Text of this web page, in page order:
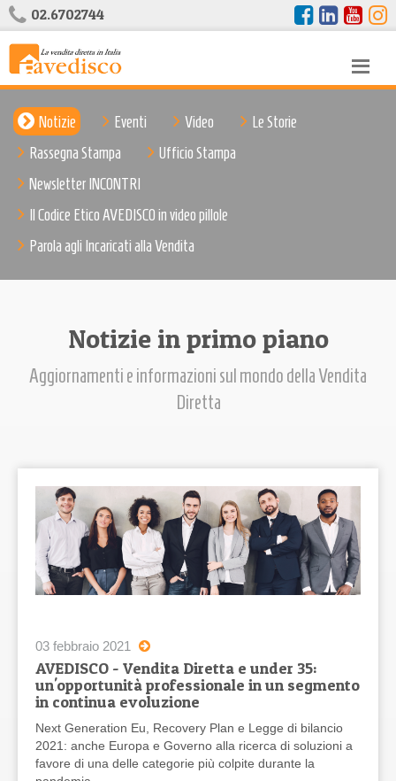
02.6702744
Notizie Eventi Video
Le Storie
Rassegna Stampa
Ufficio Stampa
Newsletter INCONTRI
Il Codice Etico AVEDISCO in video pillole
Parola agli Incaricati alla Vendita
Notizie in primo piano
Aggiornamenti e informazioni sul mondo della Vendita
Diretta
03 febbraio 2021
AVEDISCO - Vendita Diretta e under 35:
un'opportunità professionale in un segmento
in continua evoluzione
Next Generation Eu, Recovery Plan e Legge di bilancio
2021: anche Europa e Governo alla ricerca di soluzioni a
favore di una delle categorie più colpite durante la